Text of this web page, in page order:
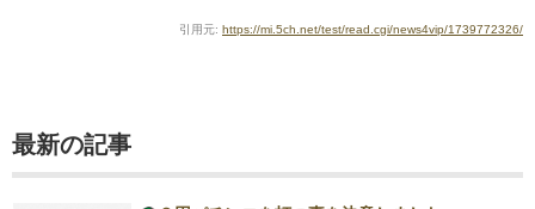
引用元: https://mi.5ch.net/test/read.cgi/news4vip/1739772326/
最新の記事